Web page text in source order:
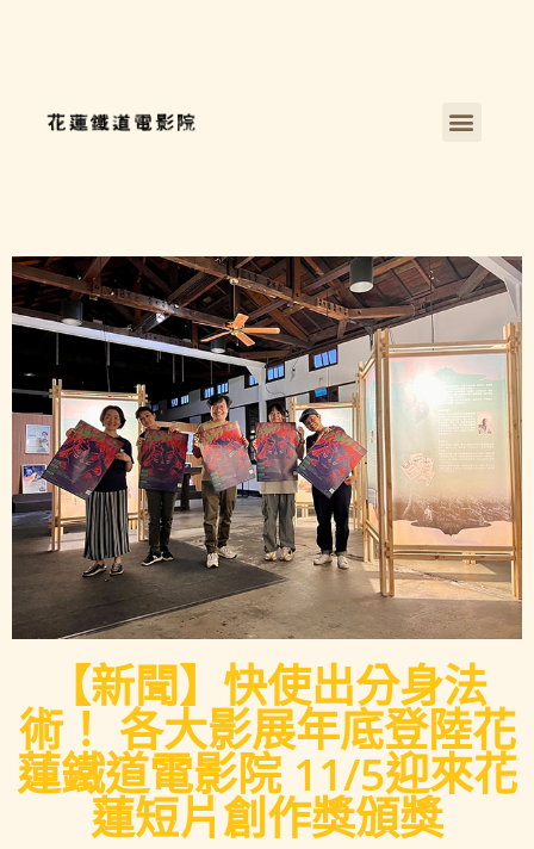
【新聞】快使出分身法
術！ 各大影展年底登陸花
蓮鐵道電影院 11/5迎來花
蓮短片創作獎頒獎